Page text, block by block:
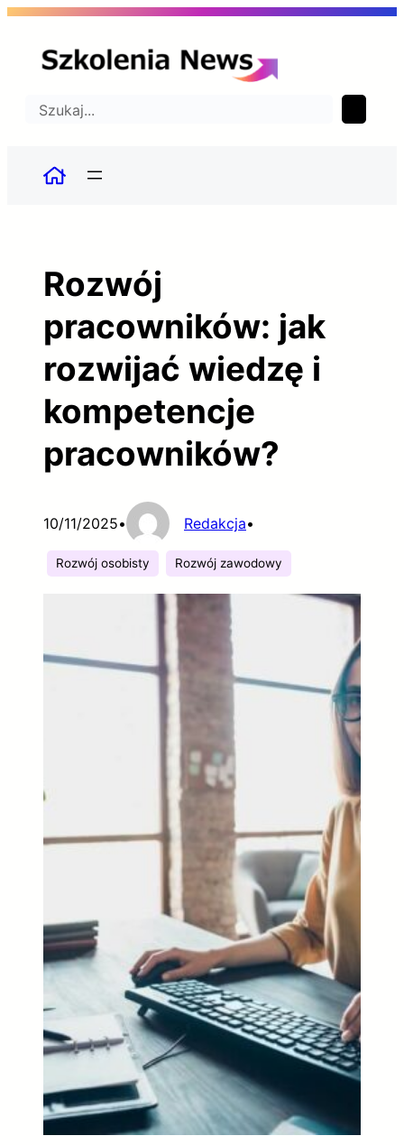
Przejdź
Szukaj
Rozwój
pracowników: jak
rozwijać wiedzę i
kompetencje
pracowników?
10/11/2025• Redakcja•
Rozwój osobisty Rozwój zawodowy